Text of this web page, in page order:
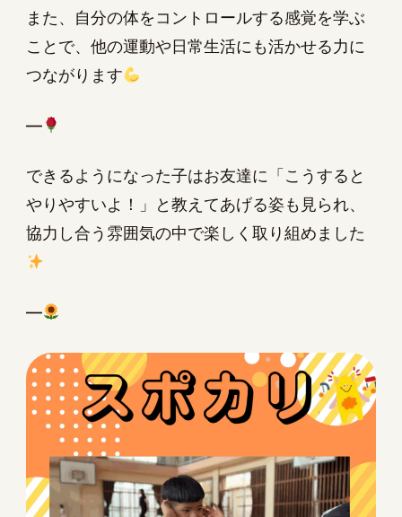
また、自分の体をコントロールする感覚を学ぶ
ことで、他の運動や日常生活にも活かせる力に
つながります
—
できるようになった子はお友達に「こうすると
やりやすいよ！」と教えてあげる姿も見られ、
協力し合う雰囲気の中で楽しく取り組めました
—